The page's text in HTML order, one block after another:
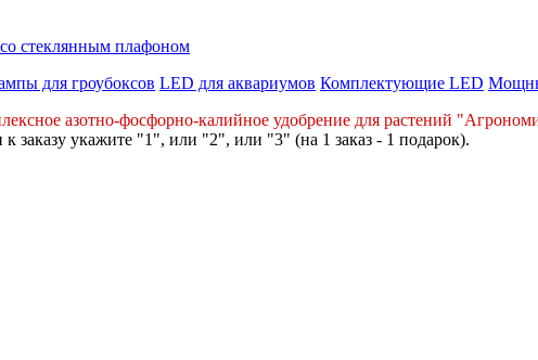
стеклянным плафоном
для гроубоксов LED для аквариумов Комплектующие LED
азотно-фосфорно-калийное удобрение для растений
заказу укажите "1", или "2", или "3" (на 1 заказ - 1 подарок).